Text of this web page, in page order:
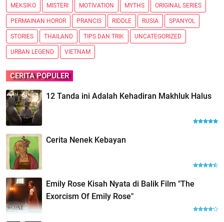
MEKSIKO MISTERI MOTIVATION MYTHS ORIGINAL SERIES
PERMAINAN HOROR PRANCIS RIDDLE RUSIA SPANYOL
STORIES THAILAND TIPS DAN TRIK UNCATEGORIZED
URBAN LEGEND VIETNAM
CERITA POPULER
12 Tanda ini Adalah Kehadiran Makhluk Halus
Cerita Nenek Kebayan
Emily Rose Kisah Nyata di Balik Film "The
Exorcism Of Emily Rose"